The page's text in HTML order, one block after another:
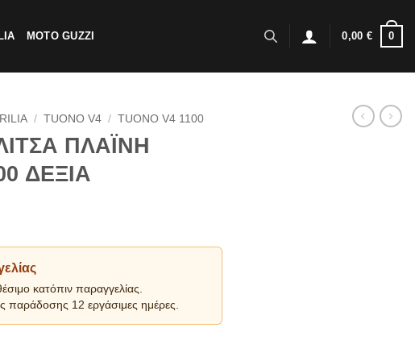
MOTO GUZZI 0,00 € 0
/ TUONO V4 / TUONO V4 1100
ΠΛΑΪΝΗ
ΔΕΞΙΑ
κατόπιν παραγγελίας.
παράδοσης 12 εργάσιμες ημέρες.